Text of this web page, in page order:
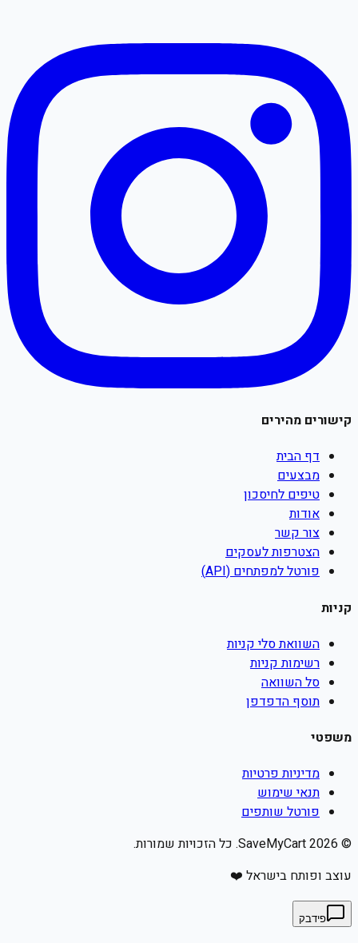
קישורים מהירים
דף הבית
מבצעים
טיפים לחיסכון
אודות
צור קשר
הצטרפות לעסקים
פורטל למפתחים (API)
קניות
השוואת סלי קניות
רשימות קניות
סל השוואה
תוסף הדפדפן
משפטי
מדיניות פרטיות
תנאי שימוש
פורטל שותפים
©
2026
עוצב ופותח בישראל ❤️
פידבק